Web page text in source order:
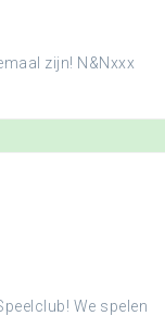
zijn! N&Nxxx
We spelen